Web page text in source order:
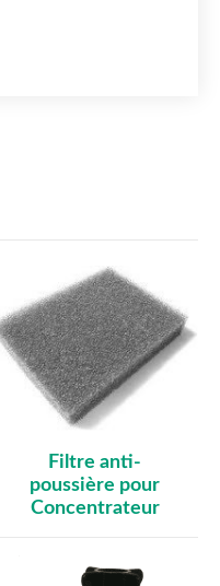
Filtre anti-
poussière pour
Concentrateur